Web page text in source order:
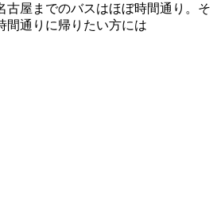
古屋までのバスはほぼ時間通り。そ
間通りに帰りたい方には